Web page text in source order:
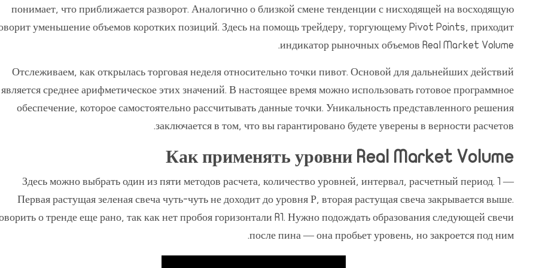
понимает, что приближается разворот. Аналогично о близкой смене тенденции с нисходящей на восходящую
уменьшение объемов коротких позиций. Здесь на помощь трейдеру, торгующему Pivot Points, приходит
индикатор рыночных объемов Real Market Volume.
Отслеживаем, как открылась торговая неделя относительно точки пивот. Основой для дальнейших действий
является среднее арифметическое этих значений. В настоящее время можно использовать готовое программное
обеспечение, которое самостоятельно рассчитывать данные точки. Уникальность представленного решения
заключается в том, что вы гарантировано будете уверены в верности расчетов.
Как применять уровни Real Market Volume
Здесь можно выбрать один из пяти методов расчета, количество уровней, интервал, расчетный период. 1 —
Первая растущая зеленая свеча чуть-чуть не доходит до уровня Р, вторая растущая свеча закрывается выше.
о тренде еще рано, так как нет пробоя горизонтали R1. Нужно подождать образования следующей свечи
после пина ― она пробьет уровень, но закроется под ним.